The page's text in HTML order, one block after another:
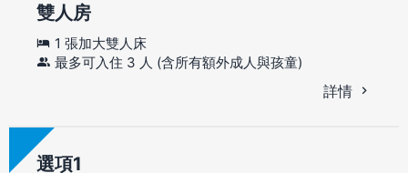
雙人房
1 張加大雙人床
最多可入住 3 人 (含所有額外成人與孩童)
詳情
選項